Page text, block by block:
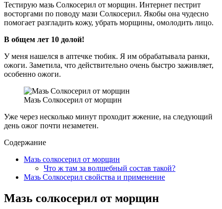
Тестирую мазь Солкосерил от морщин. Интернет пестрит
восторгами по поводу мази Солкосерил. Якобы она чудесно
помогает разгладить кожу, убрать морщины, омолодить лицо.
В общем лет 10 долой!
У меня нашелся в аптечке тюбик. Я им обрабатывала ранки,
ожоги. Заметила, что действительно очень быстро заживляет,
особенно ожоги.
Мазь Солкосерил от морщин
Уже через несколько минут проходит жжение, на следующий
день ожог почти незаметен.
Содержание
Мазь солкосерил от морщин
Что ж там за волшебный состав такой?
Мазь Солкосерил свойства и применение
Мазь солкосерил от морщин